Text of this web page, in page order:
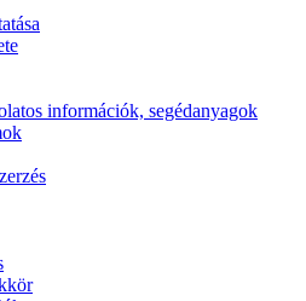
információk, segédanyagok